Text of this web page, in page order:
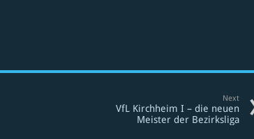
Next
VfL Kirchheim I – die neuen
Meister der Bezirksliga